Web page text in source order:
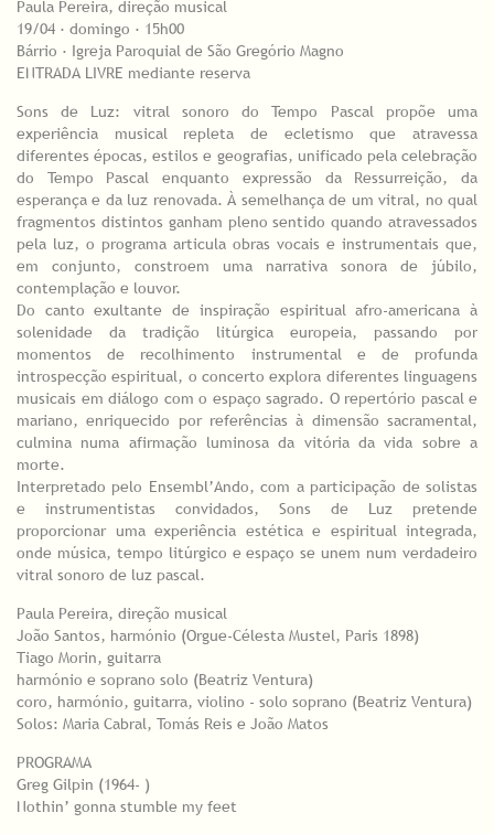
Paula Pereira, direção musical
19/04 · domingo · 15h00
Bárrio · Igreja Paroquial de São Gregório Magno
ENTRADA LIVRE mediante reserva
Sons de Luz: vitral sonoro do Tempo Pascal propõe uma
experiência musical repleta de ecletismo que atravessa
diferentes épocas, estilos e geografias, unificado pela celebração
do Tempo Pascal enquanto expressão da Ressurreição, da
esperança e da luz renovada. À semelhança de um vitral, no qual
fragmentos distintos ganham pleno sentido quando atravessados
pela luz, o programa articula obras vocais e instrumentais que,
em conjunto, constroem uma narrativa sonora de júbilo,
contemplação e louvor.
Do canto exultante de inspiração espiritual afro-americana à
solenidade da tradição litúrgica europeia, passando por
momentos de recolhimento instrumental e de profunda
introspecção espiritual, o concerto explora diferentes linguagens
musicais em diálogo com o espaço sagrado. O repertório pascal e
mariano, enriquecido por referências à dimensão sacramental,
culmina numa afirmação luminosa da vitória da vida sobre a
morte.
Interpretado pelo Ensembl’Ando, com a participação de solistas
e instrumentistas convidados, Sons de Luz pretende
proporcionar uma experiência estética e espiritual integrada,
onde música, tempo litúrgico e espaço se unem num verdadeiro
vitral sonoro de luz pascal.
Paula Pereira, direção musical
João Santos, harmónio (Orgue-Célesta Mustel, Paris 1898)
Tiago Morin, guitarra
harmónio e soprano solo (Beatriz Ventura)
coro, harmónio, guitarra, violino - solo soprano (Beatriz Ventura)
Solos: Maria Cabral, Tomás Reis e João Matos
PROGRAMA
Greg Gilpin (1964- )
Nothin’ gonna stumble my feet